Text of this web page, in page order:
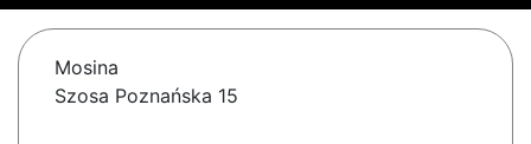
Mosina
Szosa Poznańska 15